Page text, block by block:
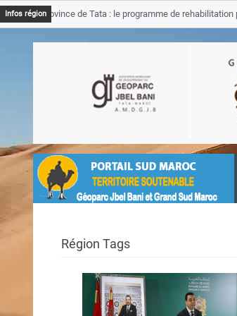
Infos régionProvince de Tata : le programme de rehabilitation
Région Tags